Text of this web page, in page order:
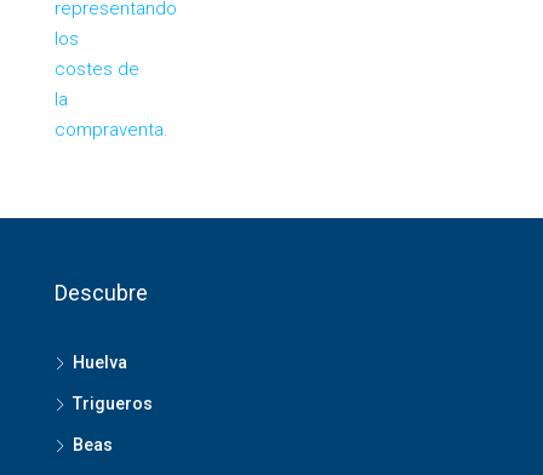
Descubre
Huelva
Trigueros
Beas